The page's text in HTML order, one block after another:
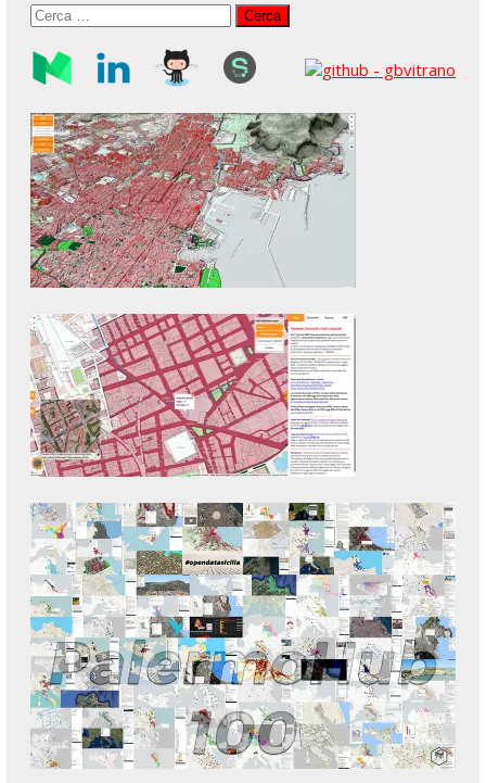
Ricerca
per: